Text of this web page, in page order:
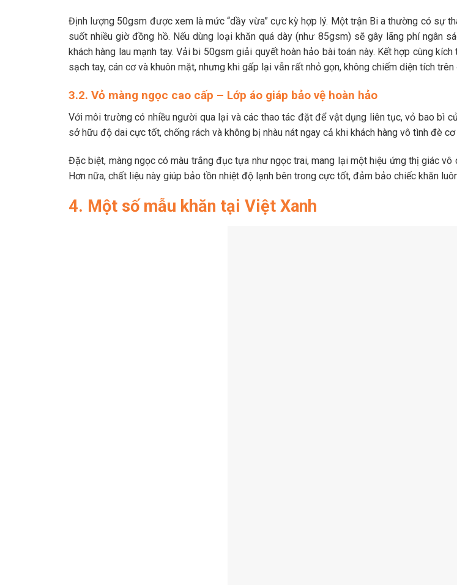
Định lượng 50gsm được xem là mức “dầy vừa” cực kỳ hợp lý. Một trận Bi a thường có sự
suốt nhiều giờ đồng hồ. Nếu dùng loại khăn quá dày (như 85gsm) sẽ gây lãng phí ngân
khách hàng lau mạnh tay. Vải bi 50gsm giải quyết hoàn hảo bài toán này. Kết hợp cùng
sạch tay, cán cơ và khuôn mặt, nhưng khi gấp lại vẫn rất nhỏ gọn, không chiếm diện tích
3.2. Vỏ màng ngọc cao cấp – Lớp áo giáp bảo vệ hoàn hảo
Với môi trường có nhiều người qua lại và các thao tác đặt để vật dụng liên tục, vỏ bao bì
sở hữu độ dai cực tốt, chống rách và không bị nhàu nát ngay cả khi khách hàng vô tình đè
Đặc biệt, màng ngọc có màu trắng đục tựa như ngọc trai, mang lại một hiệu ứng thị giác
Hơn nữa, chất liệu này giúp bảo tồn nhiệt độ lạnh bên trong cực tốt, đảm bảo chiếc khăn
4. Một số mẫu khăn tại Việt Xanh